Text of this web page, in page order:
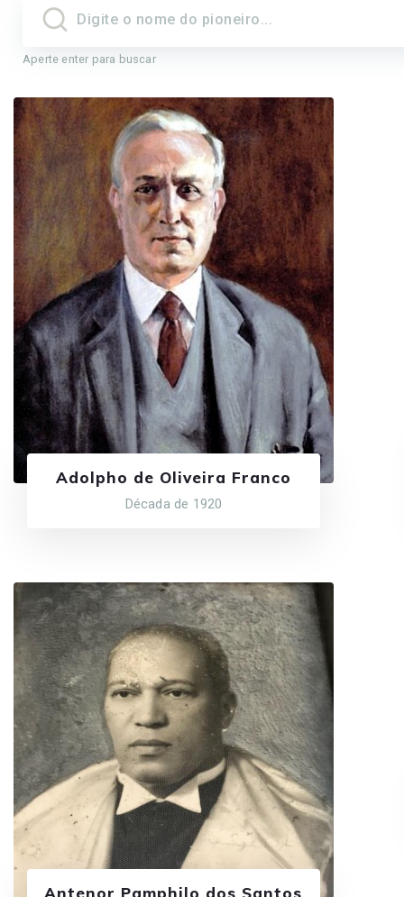
Aperte enter para buscar
Adolpho de Oliveira Franco
Década de 1920
Antenor Pamphilo dos Santos